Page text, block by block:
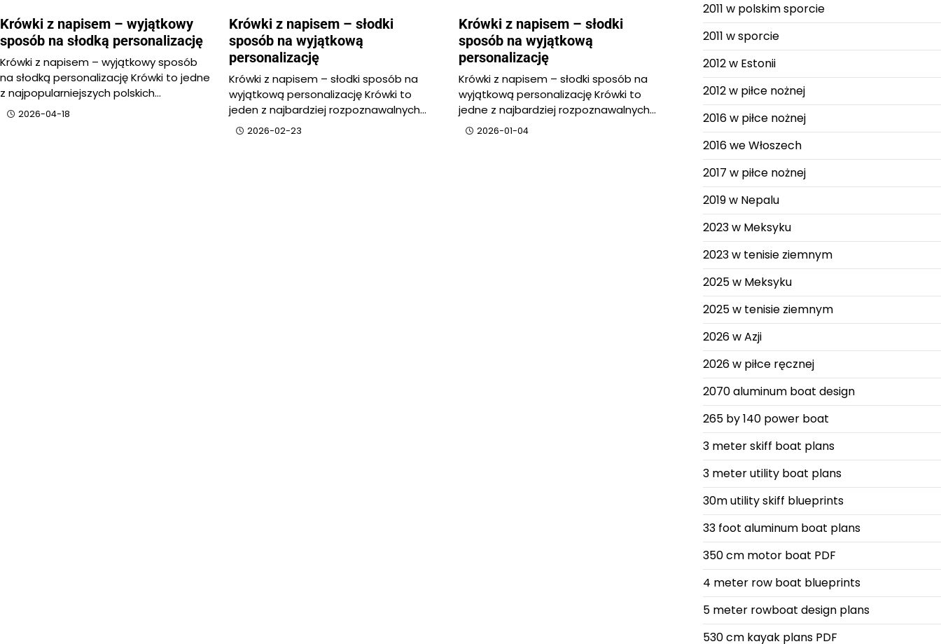
Krówki z napisem – wyjątkowy
sposób na słodką personalizację
Krówki z napisem – wyjątkowy sposób
na słodką personalizację Krówki to jedne
z najpopularniejszych polskich…
2026-04-18
Krówki z napisem – słodki
sposób na wyjątkową
personalizację
Krówki z napisem – słodki sposób na
wyjątkową personalizację Krówki to
jeden z najbardziej rozpoznawalnych…
2026-02-23
Krówki z napisem – słodki
sposób na wyjątkową
personalizację
Krówki z napisem – słodki sposób na
wyjątkową personalizację Krówki to
jedne z najbardziej rozpoznawalnych…
2026-01-04
2011 w polskim sporcie
2011 w sporcie
2012 w Estonii
2012 w piłce nożnej
2016 w piłce nożnej
2016 we Włoszech
2017 w piłce nożnej
2019 w Nepalu
2023 w Meksyku
2023 w tenisie ziemnym
2025 w Meksyku
2025 w tenisie ziemnym
2026 w Azji
2026 w piłce ręcznej
2070 aluminum boat design
265 by 140 power boat
3 meter skiff boat plans
3 meter utility boat plans
30m utility skiff blueprints
33 foot aluminum boat plans
350 cm motor boat PDF
4 meter row boat blueprints
5 meter rowboat design plans
530 cm kayak plans PDF